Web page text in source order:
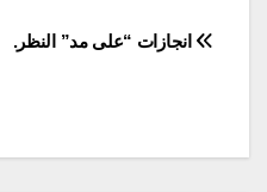
Post
انجازات “على مد” النظر.